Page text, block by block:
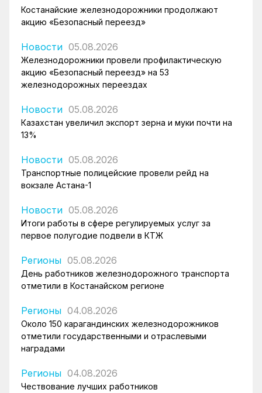
Костанайские железнодорожники продолжают
акцию «Безопасный переезд»
Новости 05.08.2026
Железнодорожники провели профилактическую
акцию «Безопасный переезд» на 53
железнодорожных переездах
Новости 05.08.2026
Казахстан увеличил экспорт зерна и муки почти на
13%
Новости 05.08.2026
Транспортные полицейские провели рейд на
вокзале Астана-1
Новости 05.08.2026
Итоги работы в сфере регулируемых услуг за
первое полугодие подвели в КТЖ
Регионы 05.08.2026
День работников железнодорожного транспорта
отметили в Костанайском регионе
Регионы 04.08.2026
Около 150 карагандинских железнодорожников
отметили государственными и отраслевыми
наградами
Регионы 04.08.2026
Чествование лучших работников